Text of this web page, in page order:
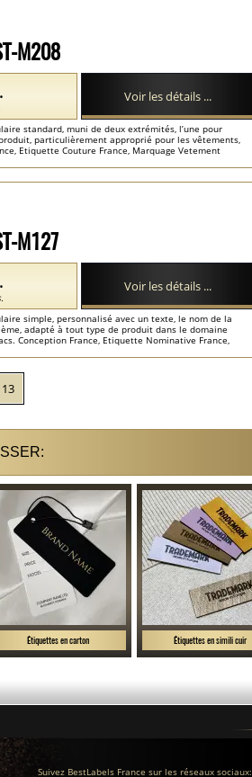
M208
standard, muni de deux extrémités, l’une pour
particulièrement approprié pour les vêtements,
Etiquette Couture France, Marquage Vetement
Voir les détails ...
M127
simple, personnalisé avec un texte, le nom de la
adapté à tout type de produit dans le domaine
Conception France, Etiquette Nominative France,
Voir les détails ...
13
Étiquettes en carton Étiquettes en simili cuir
Suivez BestLabels France sur les réseaux sociaux: